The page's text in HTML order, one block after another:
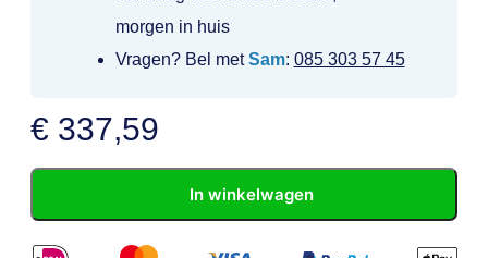
morgen in huis
Vragen? Bel metSam: 085 303 57 45
€ 337,59
In winkelwagen